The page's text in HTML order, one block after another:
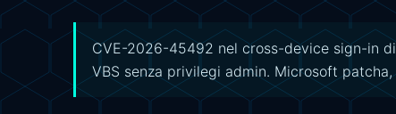
CVE-2026-45492 nel cross-device sign-in
VBS senza privilegi admin. Microsoft